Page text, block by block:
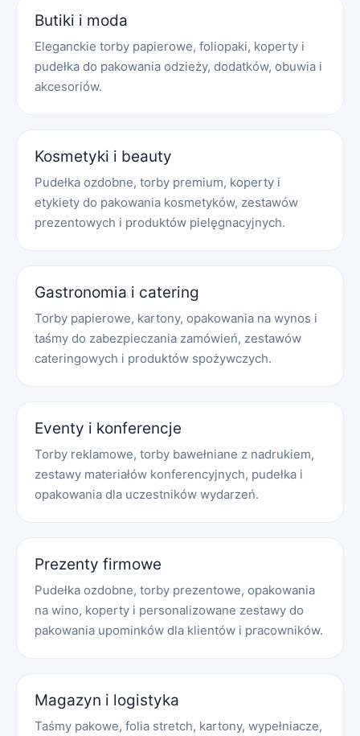
Butiki i moda
Eleganckie torby papierowe, foliopaki, koperty i
pudełka do pakowania odzieży, dodatków, obuwia i
akcesoriów.
Kosmetyki i beauty
Pudełka ozdobne, torby premium, koperty i
etykiety do pakowania kosmetyków, zestawów
prezentowych i produktów pielęgnacyjnych.
Gastronomia i catering
Torby papierowe, kartony, opakowania na wynos i
taśmy do zabezpieczania zamówień, zestawów
cateringowych i produktów spożywczych.
Eventy i konferencje
Torby reklamowe, torby bawełniane z nadrukiem,
zestawy materiałów konferencyjnych, pudełka i
opakowania dla uczestników wydarzeń.
Prezenty firmowe
Pudełka ozdobne, torby prezentowe, opakowania
na wino, koperty i personalizowane zestawy do
pakowania upominków dla klientów i pracowników.
Magazyn i logistyka
Taśmy pakowe, folia stretch, kartony, wypełniacze,